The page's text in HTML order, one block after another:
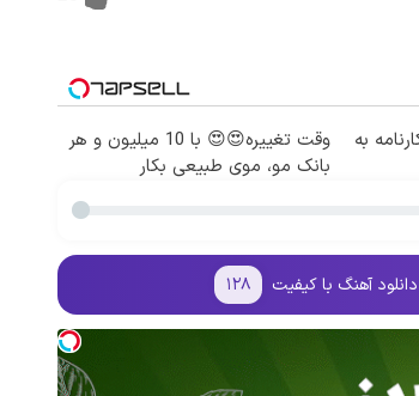
به
وقت تغییره😍😍 با 10 میلیون و هر
بانک مو، موی طبیعی بکار
دانلود آهنگ با کیفیت ۱۲۸